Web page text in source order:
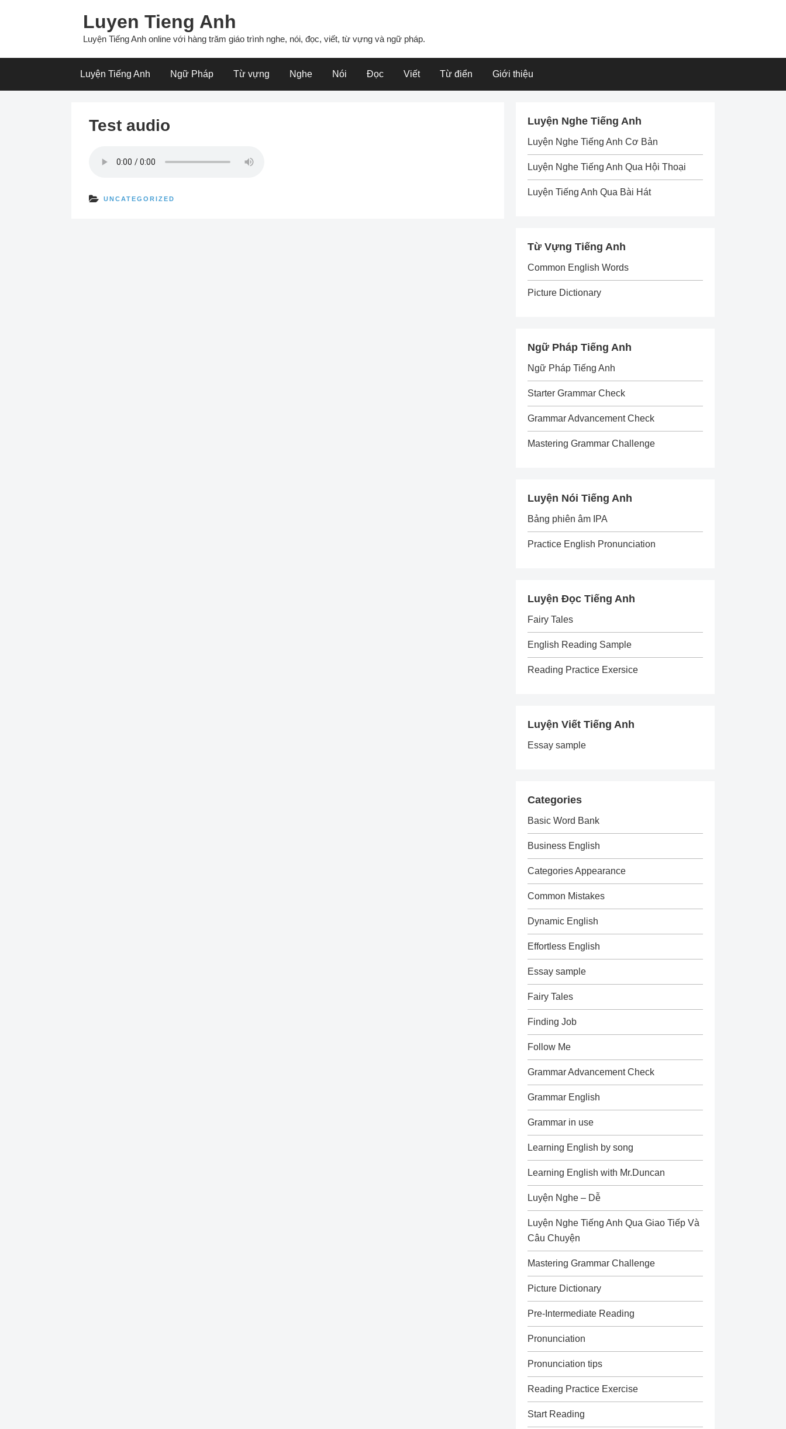
Luyen Tieng Anh
Luyện Tiếng Anh online với hàng trăm giáo trình nghe, nói, đọc, viết, từ vựng và ngữ pháp.
Luyện Tiếng Anh Ngữ Pháp Từ vựng Nghe Nói Đọc Viết Từ điển Giới thiệu
Test audio
UNCATEGORIZED
Luyện Nghe Tiếng Anh
Luyện Nghe Tiếng Anh Cơ Bản
Luyện Nghe Tiếng Anh Qua Hội Thoại
Luyện Tiếng Anh Qua Bài Hát
Từ Vựng Tiếng Anh
Common English Words
Picture Dictionary
Ngữ Pháp Tiếng Anh
Ngữ Pháp Tiếng Anh
Starter Grammar Check
Grammar Advancement Check
Mastering Grammar Challenge
Luyện Nói Tiếng Anh
Bảng phiên âm IPA
Practice English Pronunciation
Luyện Đọc Tiếng Anh
Fairy Tales
English Reading Sample
Reading Practice Exersice
Luyện Viết Tiếng Anh
Essay sample
Categories
Basic Word Bank
Business English
Categories Appearance
Common Mistakes
Dynamic English
Effortless English
Essay sample
Fairy Tales
Finding Job
Follow Me
Grammar Advancement Check
Grammar English
Grammar in use
Learning English by song
Learning English with Mr.Duncan
Luyện Nghe – Dễ
Luyện Nghe Tiếng Anh Qua Giao Tiếp Và
Câu Chuyện
Mastering Grammar Challenge
Picture Dictionary
Pre-Intermediate Reading
Pronunciation
Pronunciation tips
Reading Practice Exercise
Start Reading